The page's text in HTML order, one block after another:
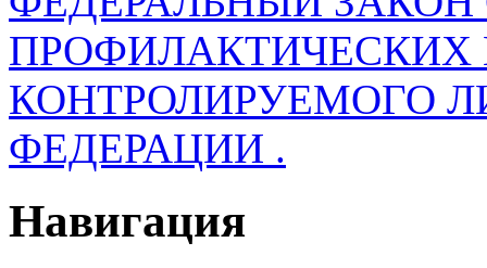
КОНТРОЛИРУЕМОГО
ФЕДЕРАЦИИ .
Навигация